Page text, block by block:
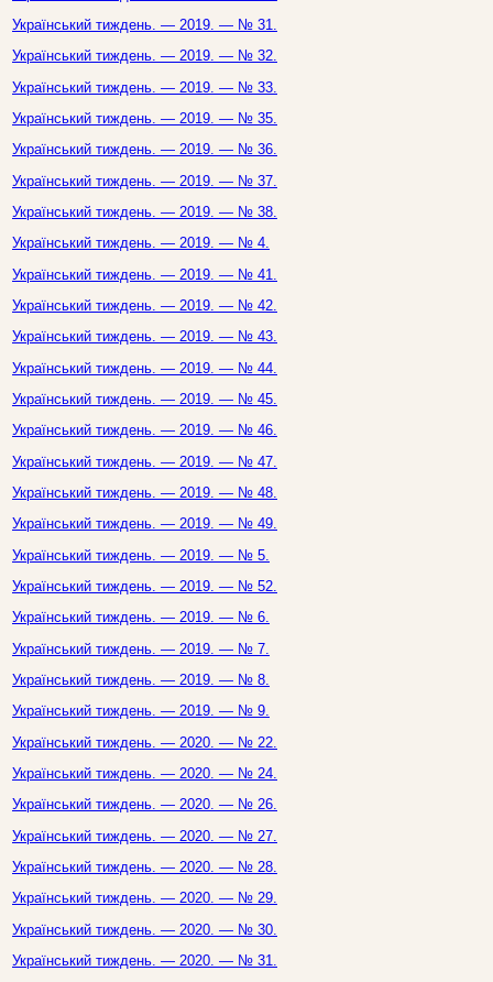
Український тиждень. — 2019. — № 31.
Український тиждень. — 2019. — № 32.
Український тиждень. — 2019. — № 33.
Український тиждень. — 2019. — № 35.
Український тиждень. — 2019. — № 36.
Український тиждень. — 2019. — № 37.
Український тиждень. — 2019. — № 38.
Український тиждень. — 2019. — № 4.
Український тиждень. — 2019. — № 41.
Український тиждень. — 2019. — № 42.
Український тиждень. — 2019. — № 43.
Український тиждень. — 2019. — № 44.
Український тиждень. — 2019. — № 45.
Український тиждень. — 2019. — № 46.
Український тиждень. — 2019. — № 47.
Український тиждень. — 2019. — № 48.
Український тиждень. — 2019. — № 49.
Український тиждень. — 2019. — № 5.
Український тиждень. — 2019. — № 52.
Український тиждень. — 2019. — № 6.
Український тиждень. — 2019. — № 7.
Український тиждень. — 2019. — № 8.
Український тиждень. — 2019. — № 9.
Український тиждень. — 2020. — № 22.
Український тиждень. — 2020. — № 24.
Український тиждень. — 2020. — № 26.
Український тиждень. — 2020. — № 27.
Український тиждень. — 2020. — № 28.
Український тиждень. — 2020. — № 29.
Український тиждень. — 2020. — № 30.
Український тиждень. — 2020. — № 31.